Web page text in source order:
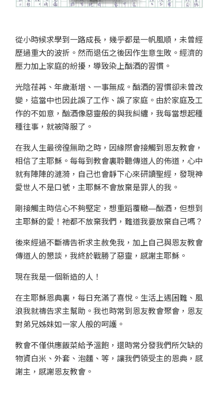
從小時候求學到一路成長，幾乎都是一帆風順，未曾經
歷過重大的波折。然而退伍之後因作生意生敗。經濟的
壓力加上家庭的紛擾，導致染上酗酒的習慣。
光陰荏苒、年歲漸增、一事無成。酗酒的習慣卻未曾改
變，這當中也因此誤了工作、誤了家庭。由於家庭及工
作的不如意，酗酒像惡靈般的與我糾纏，我每當想起種
種往事，就被降服了。
在我人生最徬徨無助之時，因緣際會接觸到恩友教會，
相信了主耶穌。每每到教會裏聆聽傳道人的佈道，心中
就有陣陣的漣漪，自己也會靜下心來研讀聖經，發現神
愛世人不是口號，主耶穌不會放棄是罪人的我。
剛接觸主時信心不夠堅定，想重蹈覆轍―酗酒，但想到
主耶穌的愛！祂都不放棄我們，難道我要放棄自己嗎？
後來經過不斷禱告祈求主赦免我，加上自己與恩友教會
傳道人的懇談，我終於戰勝了惡靈，感謝主耶穌。
現在我是一個新造的人！
在主耶穌恩典裏，每日充滿了喜悅。生活上遇困難、風
浪我就禱告求主幫助。我也時常到恩友教會聚會，恩友
對弟兄姊妹如一家人般的呵護。
教會不僅供應飯菜給予溫飽，還時常分發我們所欠缺的
物資白米、外套、泡麵、等，讓我們領受主的恩典，感
謝主，感謝恩友教會。